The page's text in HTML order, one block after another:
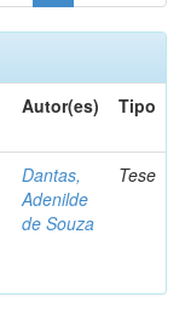
Autor(es) Tipo
Dantas,
Adenilde
de Souza
Tese